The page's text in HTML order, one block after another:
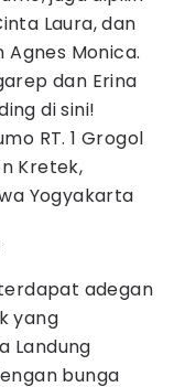
Laura, dan
Monica.
dan Erina
di sini!
RT. 1 Grogol
Kretek,
Yogyakarta
adegan
yang
Landung
bunga